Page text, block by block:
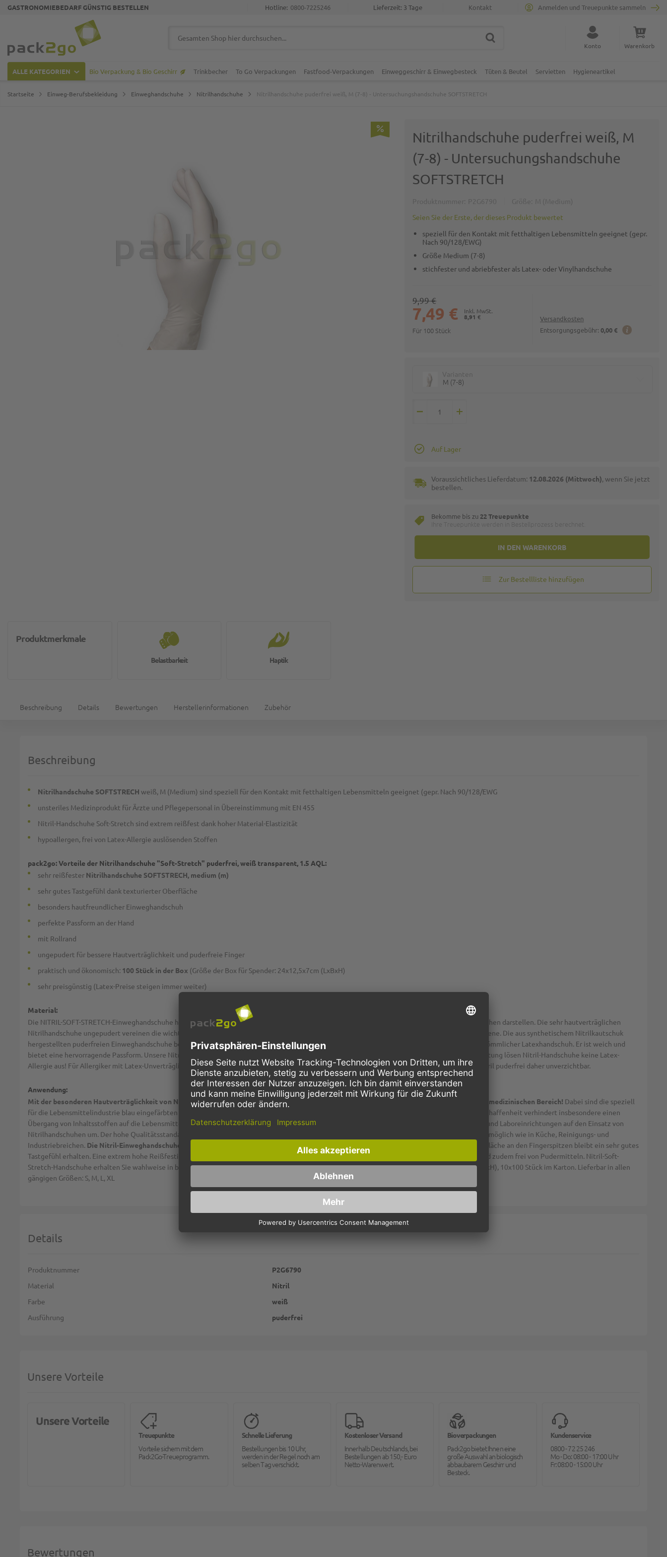
GASTRONOMIEBEDARF GÜNSTIG BESTELLEN Kontakt
Lieferzeit: 3 Tage
Hotline: 0800-7225246 Anmelden und Treuepunkte sammeln
Suche schließen
SUCHE Konto Warenkorb
ALLE KATEGORIEN Bio Verpackung & Bio Geschirr Trinkbecher To Go Verpackungen Fastfood-Verpackungen Einweggeschirr & Einwegbesteck Tüten & Beutel Servietten Hygieneartikel
Startseite Einweg-Berufsbekleidung Einweghandschuhe Nitrilhandschuhe Nitrilhandschuhe puderfrei weiß, M (7-8) - Untersuchungshandschuhe SOFTSTRETCH
Nitrilhandschuhe puderfrei weiß, M
(7-8) - Untersuchungshandschuhe
SOFTSTRETCH
Seien Sie der Erste, der dieses Produkt bewertet
speziell für den Kontakt mit fetthaltigen Lebensmitteln geeignet (gepr.
Nach 90/128/EWG)
Größe Medium (7-8)
stichfester und abriebfester als Latex- oder Vinylhandschuhe
Versandkosten
Entsorgungsgebühr: 0,00 €
8,91 €
7,49 €
9,99 €
Für 100 Stück
M (7-8)
IN DEN WARENKORB
Auf Lager
Voraussichtliches Lieferdatum: 12.08.2026 (Mittwoch), wenn Sie jetzt
bestellen.
Bekomme bis zu 22 Treuepunkte
Zur Bestellliste hinzufügen
Produktmerkmale
Belastbarkeit Haptik
Beschreibung Details Bewertungen Herstellerinformationen Zubehör
Beschreibung
Nitrilhandschuhe SOFTSTRECH weiß, M (Medium) sind speziell für den Kontakt mit fetthaltigen Lebensmitteln geeignet (gepr. Nach 90/128/EWG
unsteriles Medizinprodukt für Ärzte und Pflegepersonal in Übereinstimmung mit EN 455
Nitril-Handschuhe Soft-Stretch sind extrem reißfest dank hoher Material-Elastizität
hypoallergen, frei von Latex-Allergie auslösenden Stoffen
pack2go: Vorteile der Nitrilhandschuhe "Soft-Stretch" puderfrei, weiß transparent, 1.5 AQL:
sehr reißfester Nitrilhandschuhe SOFTSTRECH, medium (m)
sehr gutes Tastgefühl dank texturierter Oberfläche
besonders hautfreundlicher Einweghandschuh
perfekte Passform an der Hand
mit Rollrand
ungepudert für bessere Hautverträglichkeit und puderfreie Finger
praktisch und ökonomisch: 100 Stück in der Box (Größe der Box für Spender: 24x12,5x7cm (LxBxH)
sehr preisgünstig (Latex-Preise steigen immer weiter)
Material:
Die NITRIL-SOFT-STRETCH-Einweghandschuhe haben Eigenschaften, mit denen sie eine echte Alternative zu Vinylhandschuhen und Latexhandschuhen darstellen. Die sehr hautverträglichen
Nitrilhandschuhe ungepudert vereinen die wichtigsten Anforderungen an einen Einmalhandschuh im medizinischen Bedarf und in der Betriebshygiene. Die aus synthetischem Nitrilkautschuk
hergestellten puderfreien Einweghandschuhe besitzen eine sehr hohe Elastizität. Der Nitril Softstretch-Handschuh ist sogar reißfester als ein herkömmlicher Latexhandschuh. Er ist weich und
bietet eine hervorragende Passform. Unsere Nitrilhandschuhe sind Allergie freie Einmal-Schutzhandschuhe. Dank der latexfreien Polymer-Beschichtung lösen Nitril-Handschuhe keine Latex-
Allergie aus! Für Allergiker mit Latex-Unverträglichkeit oder Allergie bei gepuderten Handschuhen sind die hypoallergenen Einweghandschuhe, Nitril puderfrei daher unverzichtbar.
Anwendung:
Mit der besonderen Hautverträglichkeit von Nitril eignen sich die Handschuhe perfekt für den Einsatz in der Lebensmittelverarbeitung und im medizinischen Bereich! Dabei sind die speziell
für die Lebensmittelindustrie blau eingefärbten Handschuhe besonders für den Kontakt mit fetthaltigen Lebensmitteln geeignet. Die Materialbeschaffenheit verhindert insbesondere einen
Übergang von Inhaltsstoffen auf die Lebensmittel. In zunehmendem Maße stellen aber insbesondere immer mehr Krankenhäuser, ärztliche Praxen und Laboreinrichtungen auf den Einsatz von
Nitrilhandschuhen um. Der hohe Qualitätsstandard der Nitril-Einweghandschuhe von Pack2go macht den Einsatz im medizinischen Bereich ebenso möglich wie in Küche, Reinigungs- und
Industriebreichen. Die Nitril-Einweghandschuhe sind ein geprüftes unsteriles Medizinprodukt nach EU-Norm 455.
Dank einer texturierten Oberfläche an den Fingerspitzen bleibt ein sehr gutes
Tastgefühl erhalten. Eine extrem hohe Reißfestigkeit und angenehme Passform verstärken dabei den Tragekomfort. Die Handschuhinnenseiten sind zudem frei von Pudermitteln. Nitril-Soft-
Stretch-Handschuhe erhalten Sie wahlweise in blau oder weiß im praktischen Spenderkarton a 100 Stück (Boxgröße für Spender: 24x12,5x7cm (LxBxH), 10x100 Stück im Karton. Lieferbar in allen
gängigen Größen: S, M, L, XL
Details
Weitere Informationen
Produktnummer
P2G6790
Material
Nitril
Farbe
weiß
Ausführung
puderfrei
Unsere Vorteile
Unsere Vorteile
Treuepunkte
Vorteile sichern mit dem
Pack2Go-Treueprogramm.
Schnelle Lieferung
Bestellungen bis 10 Uhr,
werden in der Regel noch am
selben Tag verschickt.
Kostenloser Versand
Innerhalb Deutschlands, bei
Bestellungen ab 150,- Euro
Netto-Warenwert.
Bioverpackungen
Pack2go bietet Ihnen eine
große Auswahl an biologisch
abbaubarem Geschirr und
Besteck.
Kundenservice
0800 - 72 25 246
Mo - Do: 08:00 - 17:00 Uhr
Fr: 08:00 - 15:00 Uhr
Bewertungen